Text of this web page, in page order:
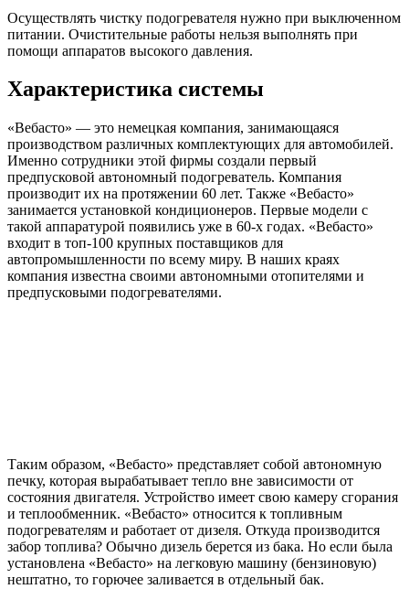
Осуществлять чистку подогревателя нужно при выключенном
питании. Очистительные работы нельзя выполнять при
помощи аппаратов высокого давления.
Характеристика системы
«Вебасто» — это немецкая компания, занимающаяся
производством различных комплектующих для автомобилей.
Именно сотрудники этой фирмы создали первый
предпусковой автономный подогреватель. Компания
производит их на протяжении 60 лет. Также «Вебасто»
занимается установкой кондиционеров. Первые модели с
такой аппаратурой появились уже в 60-х годах. «Вебасто»
входит в топ-100 крупных поставщиков для
автопромышленности по всему миру. В наших краях
компания известна своими автономными отопителями и
предпусковыми подогревателями.
Таким образом, «Вебасто» представляет собой автономную
печку, которая вырабатывает тепло вне зависимости от
состояния двигателя. Устройство имеет свою камеру сгорания
и теплообменник. «Вебасто» относится к топливным
подогревателям и работает от дизеля. Откуда производится
забор топлива? Обычно дизель берется из бака. Но если была
установлена «Вебасто» на легковую машину (бензиновую)
нештатно, то горючее заливается в отдельный бак.